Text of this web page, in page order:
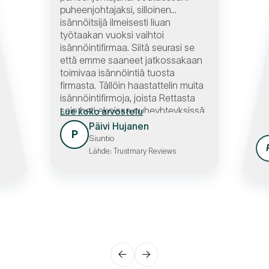
puheenjohtajaksi, silloinen
isännöitsijä ilmeisesti liuan
työtaakan vuoksi vaihtoi
isännöintifirmaa. Siitä seurasi se
että emme saaneet jatkossakaan
toimivaa isännöintiä tuosta
firmasta. Tällöin haastattelin muita
isännöintifirmoja, joista Rettasta
sain heti ekoissa puheyhteyksissä
positiivisen kuvan. Siirryimme
Rettaan ja saimme todellakin
taloyhtiöömme loistavasti osaavan
Lue koko arvostelu
P
Päivi Hujanen
Siuntio
Lähde: Trustmary Reviews
← →